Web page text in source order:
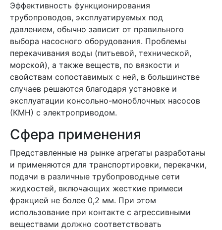
Эффективность функционирования
трубопроводов, эксплуатируемых под
давлением, обычно зависит от правильного
выбора насосного оборудования. Проблемы
перекачивания воды (питьевой, технической,
морской), а также веществ, по вязкости и
свойствам сопоставимых с ней, в большинстве
случаев решаются благодаря установке и
эксплуатации консольно-моноблочных насосов
(КМН) с электроприводом.
Сфера применения
Представленные на рынке агрегаты разработаны
и применяются для транспортировки, перекачки,
подачи в различные трубопроводные сети
жидкостей, включающих жесткие примеси
фракцией не более 0,2 мм. При этом
использование при контакте с агрессивными
веществами должно соответствовать